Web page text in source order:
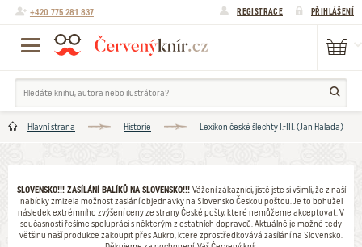
+420 775 281 837 REGISTRACE PŘIHLÁŠENÍ
Hlavní strana Historie Lexikon české šlechty I.-III. (Jan Halada)
SLOVENSKO!!! ZASÍLÁNÍ BALÍKŮ NA SLOVENSKO!!! Vážení zákazníci, jistě jste si všimli, že z naší
nabídky zmizela možnost zaslání objednávky na Slovensko Českou poštou. Je to bohužel
následek extrémního zvýšení ceny ze strany České pošty, které nemůžeme akceptovat. V
současnosti řešíme spolupráci s některým z ostatních dopravců. Aktuálně je možné tedy
většinu naší produkce zakoupit přes Aukro, které zprostředkovává zasílání na Slovensko.